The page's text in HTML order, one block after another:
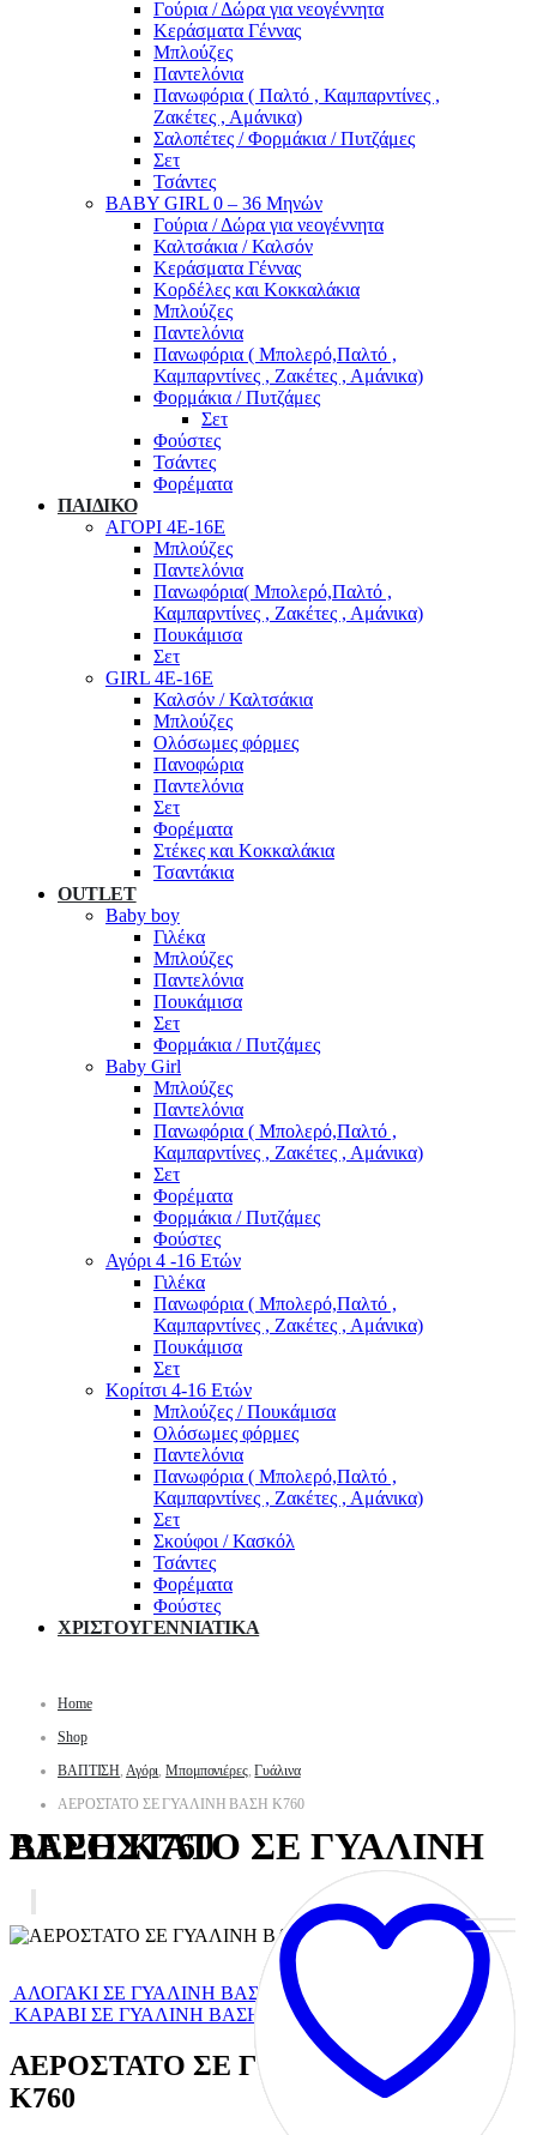
Γούρια / Δώρα για νεογέννητα
Κεράσματα Γέννας
Μπλούζες
Παντελόνια
Πανωφόρια ( Παλτό , Καμπαρντίνες ,
Ζακέτες , Αμάνικα)
Σαλοπέτες / Φορμάκια / Πυτζάμες
Σετ
Τσάντες
BABY GIRL 0 – 36 Μηνών
Γούρια / Δώρα για νεογέννητα
Καλτσάκια / Καλσόν
Κεράσματα Γέννας
Κορδέλες και Κοκκαλάκια
Μπλούζες
Παντελόνια
Πανωφόρια ( Μπολερό,Παλτό ,
Καμπαρντίνες , Ζακέτες , Αμάνικα)
Φορμάκια / Πυτζάμες
Σετ
Φούστες
Τσάντες
Φορέματα
ΠΑΙΔΙΚΟ
ΑΓΟΡΙ 4Ε-16Ε
Μπλούζες
Παντελόνια
Πανωφόρια( Μπολερό,Παλτό ,
Καμπαρντίνες , Ζακέτες , Αμάνικα)
Πουκάμισα
Σετ
GIRL 4Ε-16Ε
Καλσόν / Καλτσάκια
Μπλούζες
Ολόσωμες φόρμες
Πανοφώρια
Παντελόνια
Σετ
Φορέματα
Στέκες και Κοκκαλάκια
Τσαντάκια
OUTLET
Baby boy
Γιλέκα
Μπλούζες
Παντελόνια
Πουκάμισα
Σετ
Φορμάκια / Πυτζάμες
Baby Girl
Μπλούζες
Παντελόνια
Πανωφόρια ( Μπολερό,Παλτό ,
Καμπαρντίνες , Ζακέτες , Αμάνικα)
Σετ
Φορέματα
Φορμάκια / Πυτζάμες
Φούστες
Αγόρι 4 -16 Ετών
Γιλέκα
Πανωφόρια ( Μπολερό,Παλτό ,
Καμπαρντίνες , Ζακέτες , Αμάνικα)
Πουκάμισα
Σετ
Κορίτσι 4-16 Ετών
Μπλούζες / Πουκάμισα
Ολόσωμες φόρμες
Παντελόνια
Πανωφόρια ( Μπολερό,Παλτό ,
Καμπαρντίνες , Ζακέτες , Αμάνικα)
Σετ
Σκούφοι / Κασκόλ
Τσάντες
Φορέματα
Φούστες
ΧΡΙΣΤΟΥΓΕΝΝΙΑΤΙΚΑ
Home
Shop
ΒΑΠΤΙΣΗ, Αγόρι,Μπομπονιέρες,Γυάλινα
ΑΕΡΟΣΤΑΤΟ ΣΕ ΓΥΑΛΙΝΗ ΒΑΣΗ Κ760
ΑΕΡΟΣΤΑΤΟ ΣΕ ΓΥΑΛΙΝΗ ΒΑΣΗ Κ760
ΑΛΟΓΑΚΙ ΣΕ ΓΥΑΛΙΝΗ ΒΑΣΗ Κ759
ΚΑΡΑΒΙ ΣΕ ΓΥΑΛΙΝΗ ΒΑΣΗ Κ761
ΑΕΡΟΣΤΑΤΟ ΣΕ ΓΥΑΛΙΝΗ ΒΑΣΗ
Κ760